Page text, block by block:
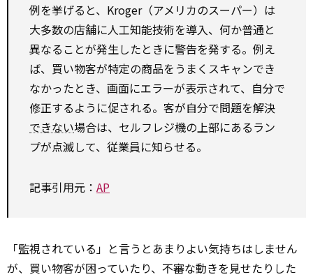
例を挙げると、Kroger（アメリカのスーパー）は
大多数の店舗に人工知能技術を導入、何か普通と
異なることが発生したときに警告を発する。例え
ば、買い物客が特定の商品をうまくスキャンでき
なかったとき、画面にエラーが表示されて、自分で
修正するように促される。客が自分で問題を解決
できない場合は、セルフレジ機の上部にあるラン
プが点滅して、従業員に知らせる。
記事引用元： AP
「監視されている」と言うとあまりよい気持ちはしません
が、買い物客が困っていたり、不審な動きを見せたりした